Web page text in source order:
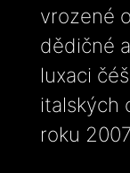
vrozené
dědičné
luxaci
italských
roku